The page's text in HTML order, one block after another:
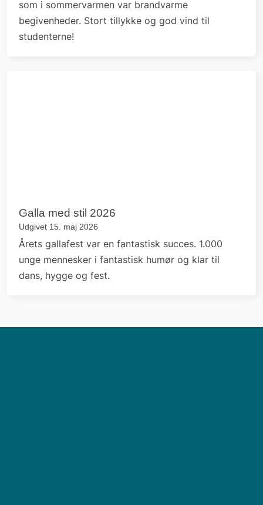
som i sommervarmen var brandvarme
begivenheder. Stort tillykke og god vind til
studenterne!
Galla med stil 2026
Udgivet 15. maj 2026
Årets gallafest var en fantastisk succes. 1.000
unge mennesker i fantastisk humør og klar til
dans, hygge og fest.